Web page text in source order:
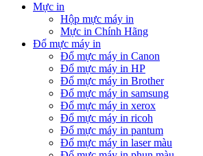
Mực in
Hộp mực máy in
Mực in Chính Hãng
Đổ mực máy in
Đổ mực máy in Canon
Đổ mực máy in HP
Đổ mực máy in Brother
Đổ mực máy in samsung
Đổ mực máy in xerox
Đổ mực máy in ricoh
Đổ mực máy in pantum
Đổ mực máy in laser màu